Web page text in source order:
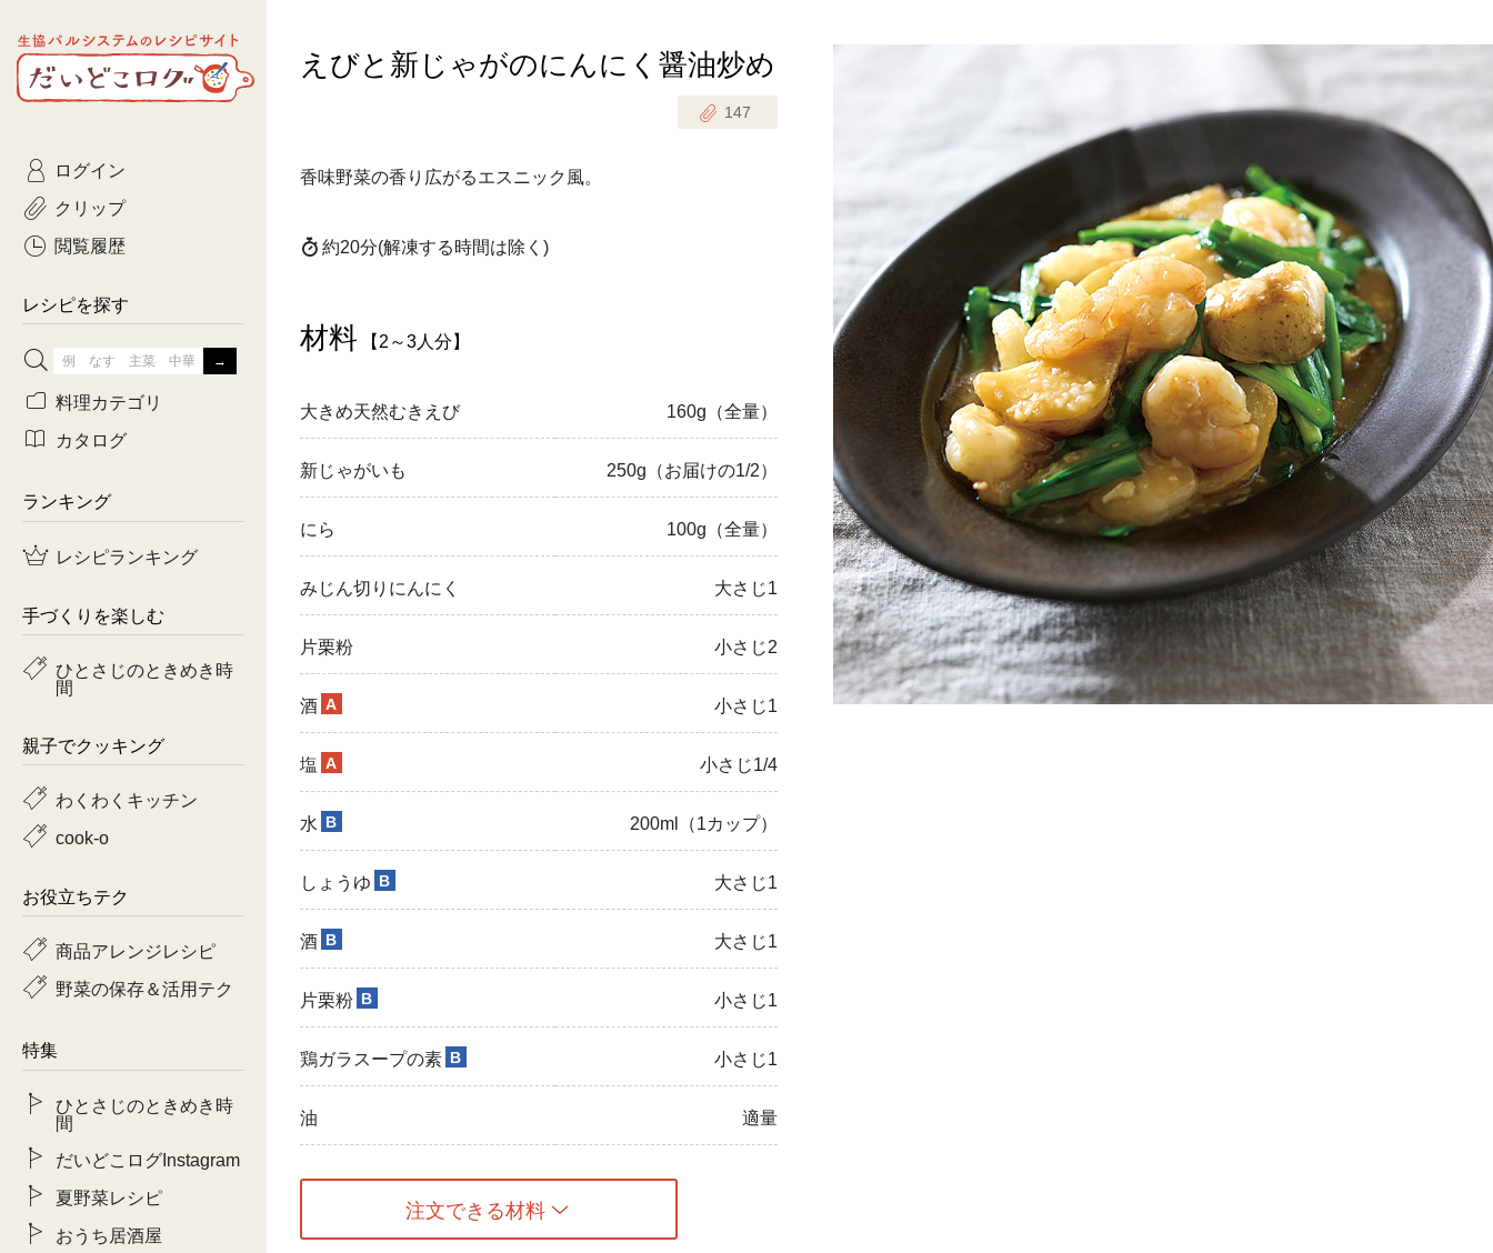
生協パルシステムのレシピ
サイト
だいどこログ
えびと新じゃがのにんにく醤油炒め
147
香味野菜の香り広がるエスニック風。
約20分(解凍する時間は除く)
材料 【2～3人分】
大きめ天然むきえび 160g（全量）
新じゃがいも 250g（お届けの1/2）
にら 100g（全量）
みじん切りにんにく 大さじ1
片栗粉 小さじ2
酒 A 小さじ1
塩 A 小さじ1/4
水 B 200ml（1カップ）
しょうゆ B 大さじ1
酒 B 大さじ1
片栗粉 B 小さじ1
鶏ガラスープの素 B 小さじ1
油 適量
注文できる材料
ログイン
クリップ
閲覧履歴
レシピを探す
ひとさじのときめき時間
おきらくだ 1歳半からの幼児食
つくりおき肉魚菜菜セット
牛肉 豚肉
ひき肉
魚
料理カテゴリ
主菜 副菜
常備菜・作りおき
カタログ
コトコト
yumyumいっしょごはん
ぷれーんぺいじ
ランキング
レシピランキング
手づくりを楽しむ
ひとさじのときめき時
間
親子でクッキング
わくわくキッチン
cook-o
お役立ちテク
商品アレンジレシピ
野菜の保存＆活用テク
特集
ひとさじのときめき時
間
だいどこログInstagram
夏野菜レシピ
おうち居酒屋